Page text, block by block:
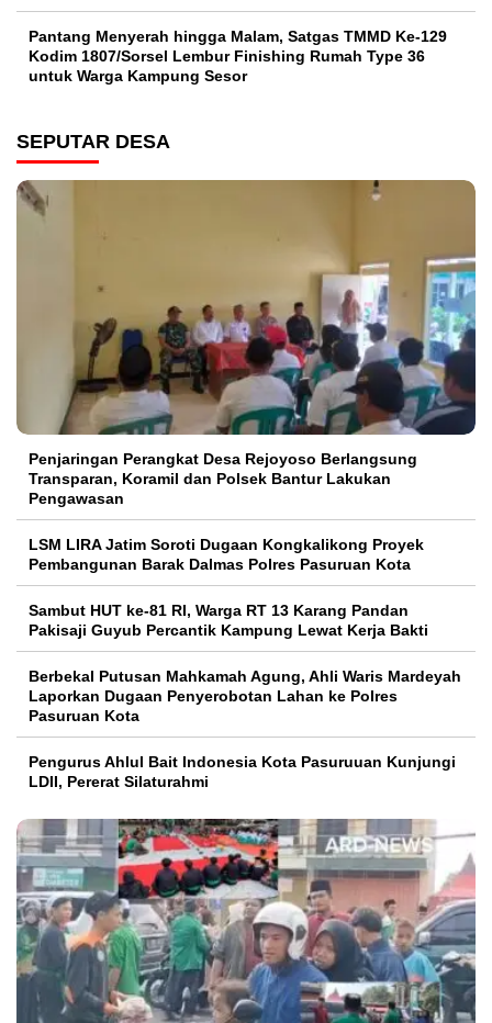
Pantang Menyerah hingga Malam, Satgas TMMD Ke-129
Kodim 1807/Sorsel Lembur Finishing Rumah Type 36
untuk Warga Kampung Sesor
SEPUTAR DESA
Penjaringan Perangkat Desa Rejoyoso Berlangsung
Transparan, Koramil dan Polsek Bantur Lakukan
Pengawasan
LSM LIRA Jatim Soroti Dugaan Kongkalikong Proyek
Pembangunan Barak Dalmas Polres Pasuruan Kota
Sambut HUT ke-81 RI, Warga RT 13 Karang Pandan
Pakisaji Guyub Percantik Kampung Lewat Kerja Bakti
Berbekal Putusan Mahkamah Agung, Ahli Waris Mardeyah
Laporkan Dugaan Penyerobotan Lahan ke Polres
Pasuruan Kota
Pengurus Ahlul Bait Indonesia Kota Pasuruuan Kunjungi
LDII, Pererat Silaturahmi